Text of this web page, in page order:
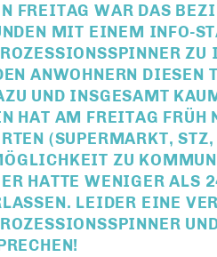
FREITAG WAR DAS
MIT EINEM INFO-
ANWOHNERN
UND INSGESAMT
HAT AM FREITAG FRÜH
(SUPERMARKT,
ZU
HATTE WENIGER ALS
LEIDER EINE